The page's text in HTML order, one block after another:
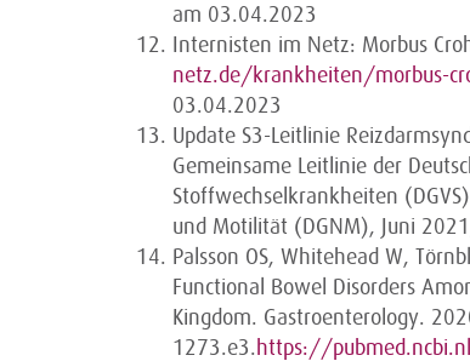
am 03.04.2023
Internisten im Netz: Morbus
netz.de/krankheiten/morbus-
03.04.2023
Update S3-Leitlinie
Gemeinsame Leitlinie der
Stoffwechselkrankheiten
und Motilität (DGNM), Juni
Palsson OS, Whitehead W,
Functional Bowel Disorders
Kingdom. Gastroenterology.
1273.e3. https://